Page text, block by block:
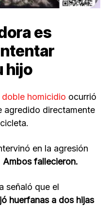
es
hijo
doble homicidio ocurrió
agredido directamente
en la agresión
Ambos fallecieron.
señaló que el
huerfanas a dos hijas